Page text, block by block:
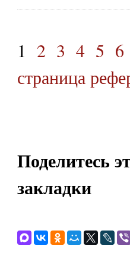
1 2 3 4 5 6
страница
Поделитесь
закладки